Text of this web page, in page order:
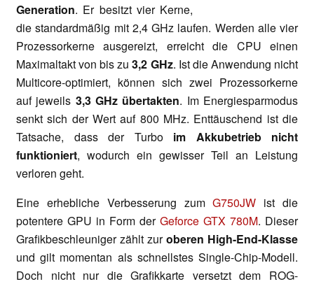
Generation. Er besitzt vier Kerne,
die standardmäßig mit 2,4 GHz laufen. Werden alle vier
Prozessorkerne ausgereizt, erreicht die CPU einen
Maximaltakt von bis zu3,2 GHz. Ist die Anwendung nicht
Multicore-optimiert, können sich zwei Prozessorkerne
auf jeweils 3,3 GHz übertakten. Im Energiesparmodus
senkt sich der Wert auf 800 MHz. Enttäuschend ist die
Tatsache, dass der Turbo im Akkubetrieb nicht
funktioniert, wodurch ein gewisser Teil an Leistung
verloren geht.
Eine erhebliche Verbesserung zumG750JW ist die
potentere GPU in Form der Geforce GTX 780M. Dieser
Grafikbeschleuniger zählt zuroberen High-End-Klasse
und gilt momentan als schnellstes Single-Chip-Modell.
Doch nicht nur die Grafikkarte versetzt dem ROG-